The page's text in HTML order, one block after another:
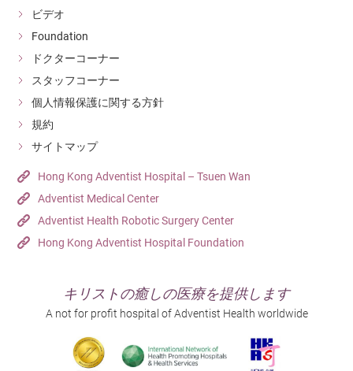
ビデオ
Foundation
ドクターコーナー
スタッフコーナー
個人情報保護に関する方針
規約
サイトマップ
Hong Kong Adventist Hospital – Tsuen Wan
Adventist Medical Center
Adventist Health Robotic Surgery Center
Hong Kong Adventist Hospital Foundation
キリストの癒しの医療を提供します
A not for profit hospital of Adventist Health worldwide